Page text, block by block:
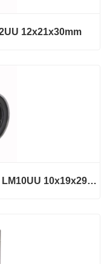
12x21x30mm
Rodamiento de movimiento lineal LM10UU 10x19x29mm